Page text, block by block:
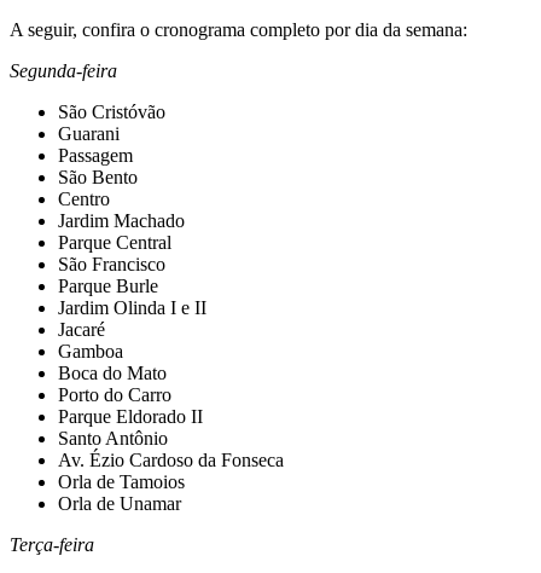
A seguir, confira o cronograma completo por dia da semana:
Segunda-feira
São Cristóvão
Guarani
Passagem
São Bento
Centro
Jardim Machado
Parque Central
São Francisco
Parque Burle
Jardim Olinda I e II
Jacaré
Gamboa
Boca do Mato
Porto do Carro
Parque Eldorado II
Santo Antônio
Av. Ézio Cardoso da Fonseca
Orla de Tamoios
Orla de Unamar
Terça-feira